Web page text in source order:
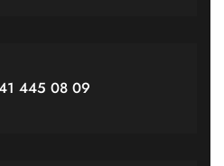
445 08 09